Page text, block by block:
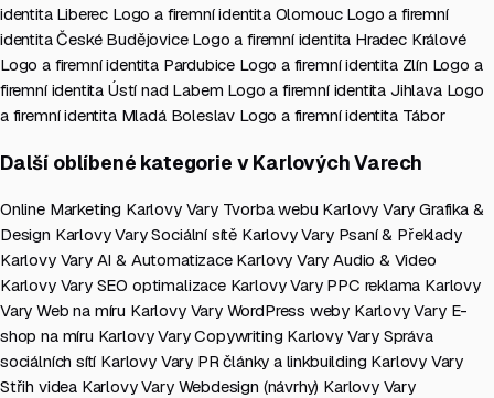
identita Liberec Logo a firemní identita Olomouc Logo a firemní
identita České Budějovice Logo a firemní identita Hradec Králové
Logo a firemní identita Pardubice Logo a firemní identita Zlín Logo a
firemní identita Ústí nad Labem Logo a firemní identita Jihlava Logo
a firemní identita Mladá Boleslav Logo a firemní identita Tábor
Další oblíbené kategorie v Karlových Varech
Online Marketing Karlovy Vary Tvorba webu Karlovy VaryGrafika &
Design Karlovy VarySociální sítě Karlovy Vary Psaní & Překlady
Karlovy Vary AI & Automatizace Karlovy VaryAudio & Video
Karlovy Vary SEO optimalizace Karlovy Vary PPC reklama Karlovy
VaryWeb na míru Karlovy Vary WordPress weby Karlovy Vary E-
shop na míru Karlovy VaryCopywriting Karlovy Vary Správa
sociálních sítí Karlovy Vary PR články a linkbuilding Karlovy Vary
Střih videa Karlovy Vary Webdesign (návrhy) Karlovy Vary